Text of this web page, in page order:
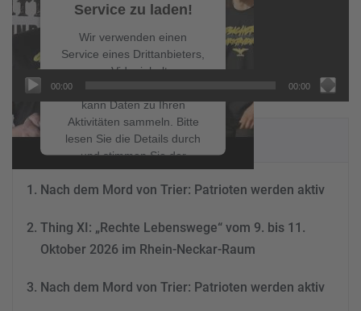
Service zu laden!
Wir verwenden einen
Service eines Drittanbieters,
um Videoinhalte
einzubetten. Dieser Service
kann Daten zu Ihren
Aktivitäten sammeln. Bitte
lesen Sie die Details durch
und stimmen Sie der
Nutzung des Service zu, um
dieses Video anzusehen.
Mehr Informationen
00:00 00:00
NEUESTE BEITRÄGE
Nach dem Mord von Trier: Patrioten werden aktiv
Thing XI: „Rechte Lebenswege“ vom 9. bis 11.
Oktober 2026 im Rhein-Neckar-Raum
Nach dem Mord von Trier: Patrioten werden aktiv